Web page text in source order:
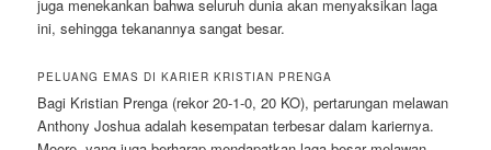
juga menekankan bahwa seluruh dunia akan menyaksikan laga
ini, sehingga tekanannya sangat besar.
PELUANG EMAS DI KARIER KRISTIAN PRENGA
Bagi Kristian Prenga (rekor 20-1-0, 20 KO), pertarungan melawan
Anthony Joshua adalah kesempatan terbesar dalam kariernya.